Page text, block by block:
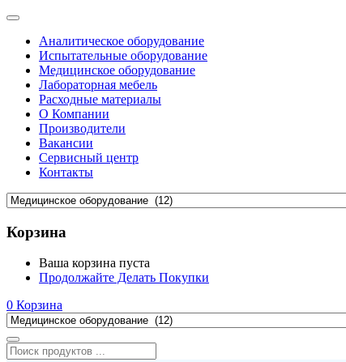
Аналитическое оборудование
Испытательные оборудование
Медицинское оборудование
Лабораторная мебель
Расходные материалы
О Компании
Производители
Вакансии
Сервисный центр
Контакты
Корзина
Ваша корзина пуста
Продолжайте Делать Покупки
0 Корзина